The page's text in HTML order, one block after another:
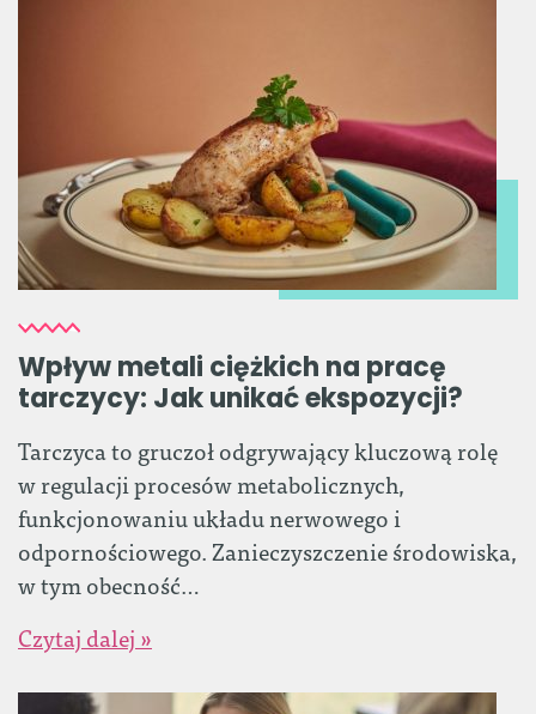
Wpływ metali ciężkich na pracę
tarczycy: Jak unikać ekspozycji?
Tarczyca to gruczoł odgrywający kluczową rolę
w regulacji procesów metabolicznych,
funkcjonowaniu układu nerwowego i
odpornościowego. Zanieczyszczenie środowiska,
w tym obecność…
Czytaj dalej »